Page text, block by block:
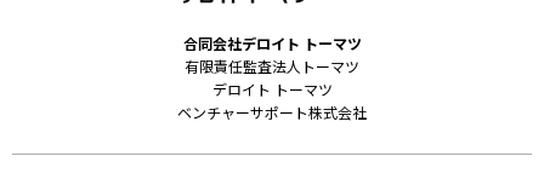
EVENT
イベント
REPORT
プロジェクト・
合同会社デロイト トーマツ
有限責任監査法人トーマツ
デロイト トーマツ
ベンチャーサポート株式会社